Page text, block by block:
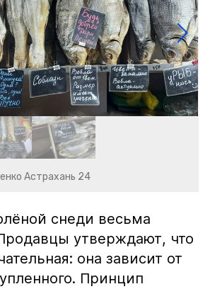
Астрахань 24
снеди весьма
утверждают, что
она зависит от
Принцип